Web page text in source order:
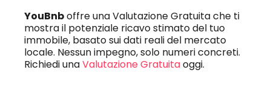
YouBnb offre una Valutazione Gratuita che ti
mostra il potenziale ricavo stimato del tuo
immobile, basato sui dati reali del mercato
locale. Nessun impegno, solo numeri concreti.
Richiedi una Valutazione Gratuita oggi.